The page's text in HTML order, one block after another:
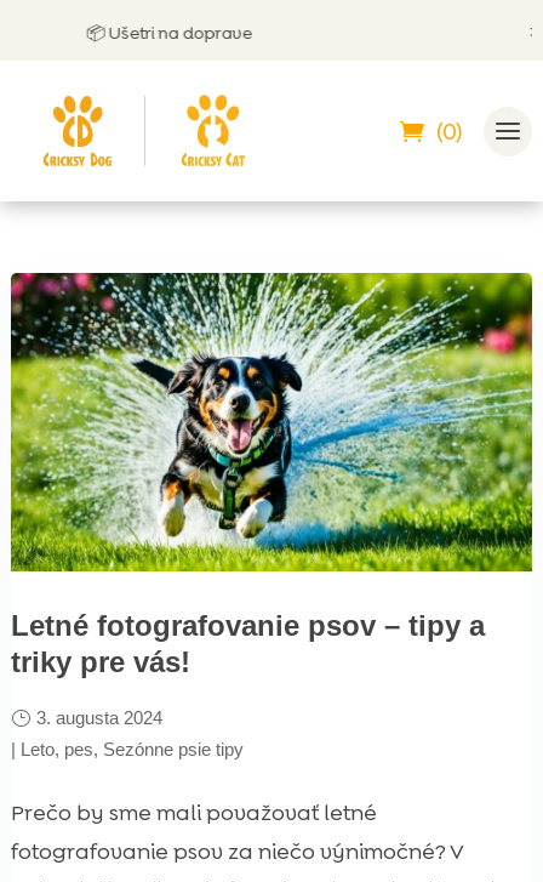
📦 Ušetri na doprave 🤝
(0)
Letné fotografovanie psov – tipy a
triky pre vás!
3. augusta 2024
| Leto, pes, Sezónne psie tipy
Prečo by sme mali považovať letné
fotografovanie psov za niečo výnimočné? V